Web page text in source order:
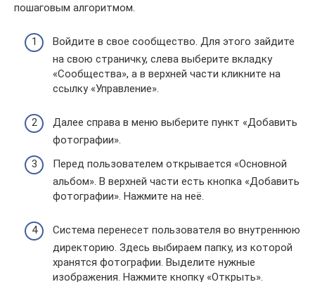
пошаговым алгоритмом.
Войдите в свое сообщество. Для этого зайдите
на свою страничку, слева выберите вкладку
«Сообщества», а в верхней части кликните на
ссылку «Управление».
Далее справа в меню выберите пункт «Добавить
фотографии».
Перед пользователем открывается «Основной
альбом». В верхней части есть кнопка «Добавить
фотографии». Нажмите на неё.
Система перенесет пользователя во внутреннюю
директорию. Здесь выбираем папку, из которой
хранятся фотографии. Выделите нужные
изображения. Нажмите кнопку «Открыть».